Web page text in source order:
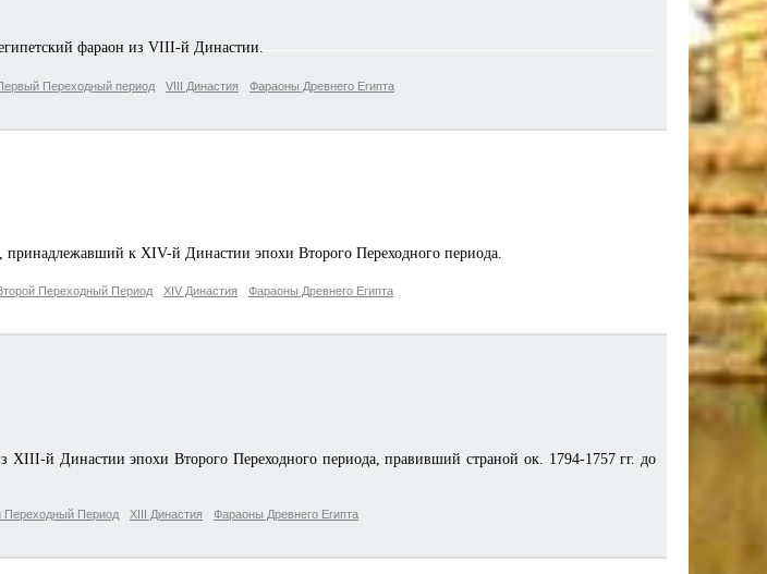
фараон из VIII-й Династии.
Переходный период VIII Династия Фараоны Древнего Египта
принадлежавший к XIV-й Династии эпохи Второго Переходного периода.
Переходный Период XIV Династия Фараоны Древнего Египта
XIII-й Династии эпохи Второго Переходного периода, правивший страной ок. 1794-1757 гг. до
Переходный Период XIII Династия Фараоны Древнего Египта